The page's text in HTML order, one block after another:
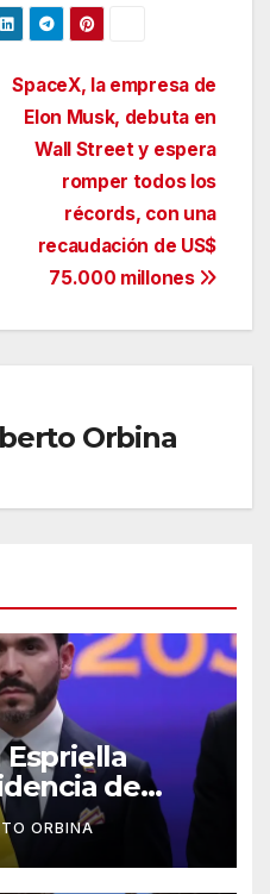
SpaceX, la empresa de
Elon Musk, debuta en
Wall Street y espera
romper todos los
récords, con una
recaudación de US$
75.000 millones
Orbina
de
al
ORBINA